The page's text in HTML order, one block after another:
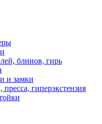
блинов, гирь
и замки
гиперэкстензия